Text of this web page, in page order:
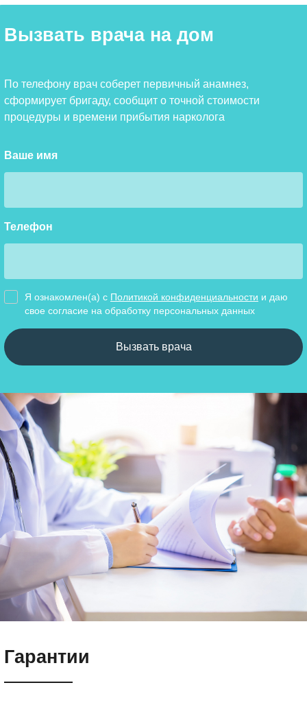
Вызвать врача на дом
По телефону врач соберет первичный анамнез,
сформирует бригаду, сообщит о точной стоимости
процедуры и времени прибытия нарколога
Ваше имя
Телефон
Я ознакомлен(а) с Политикой конфиденциальности и даю
свое cогласие на обработку персональных данных
Вызвать врача
Гарантии